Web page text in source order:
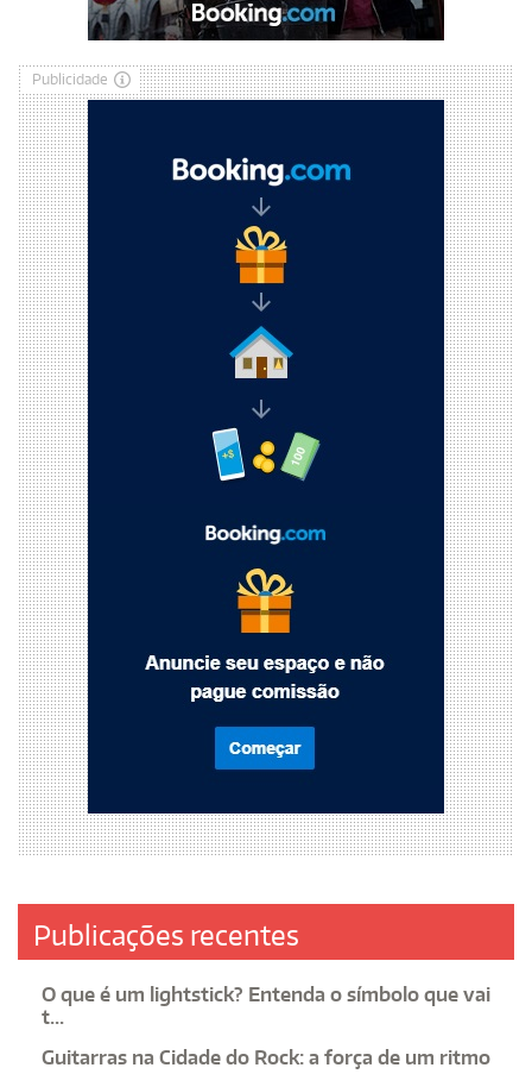
Publicidade
Publicações recentes
O que é um lightstick? Entenda o símbolo que vai
t...
Guitarras na Cidade do Rock: a força de um ritmo